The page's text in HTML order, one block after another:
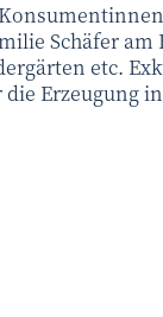
Schäfer
etc.
die Erzeugung